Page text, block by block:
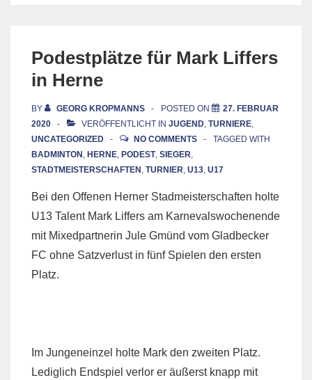
u
0
1
9
2
s
J
a
r
o
h
n
e
n
s
o
r
a
u
p
2
0
1
Podestplätze für Mark Liffers
in Herne
BY GEORG KROPMANNS POSTED ON
27. FEBRUAR
2020
VERÖFFENTLICHT IN JUGEND, TURNIERE,
UNCATEGORIZED
NO COMMENTS
TAGGED WITH
BADMINTON, HERNE, PODEST, SIEGER,
STADTMEISTERSCHAFTEN, TURNIER, U13, U17
Bei den Offenen Herner Stadmeisterschaften holte
U13 Talent Mark Liffers am Karnevalswochenende
mit Mixedpartnerin Jule Gmünd vom Gladbecker
FC ohne Satzverlust in fünf Spielen den ersten
Platz.
Im Jungeneinzel holte Mark den zweiten Platz.
Lediglich Endspiel verlor er äußerst knapp mit